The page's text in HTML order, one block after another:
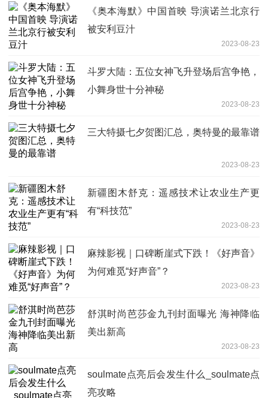
《奥本海默》中国首映 导演诺兰北京行
被安利豆汁
2023-08-23
斗罗大陆：五位女神飞升登场后宫争艳，
小舞身世十分神秘
2023-08-23
三大特摄七夕贺图汇总，奥特曼的最靠谱
2023-08-23
新疆图木舒克：遥感技术让农业生产更
有“科技范”
2023-08-23
麻辣影视｜口碑断崖式下跌！《好声音》
为何难觅“好声音”？
2023-08-23
舒淇时尚芭莎金九刊封面曝光 海神降临
美出新高
2023-08-23
soulmate点亮后会发生什么_soulmate点
亮攻略